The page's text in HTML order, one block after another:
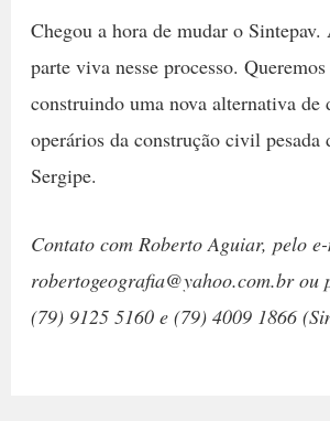
Chegou a hora de mudar o
parte viva nesse processo.
construindo uma nova alternativa de
operários da construção civil pesada
Sergipe.
Contato com Roberto Aguiar, pelo
robertogeografia@yahoo.com.br ou
(79) 9125 5160 e (79) 4009 1866